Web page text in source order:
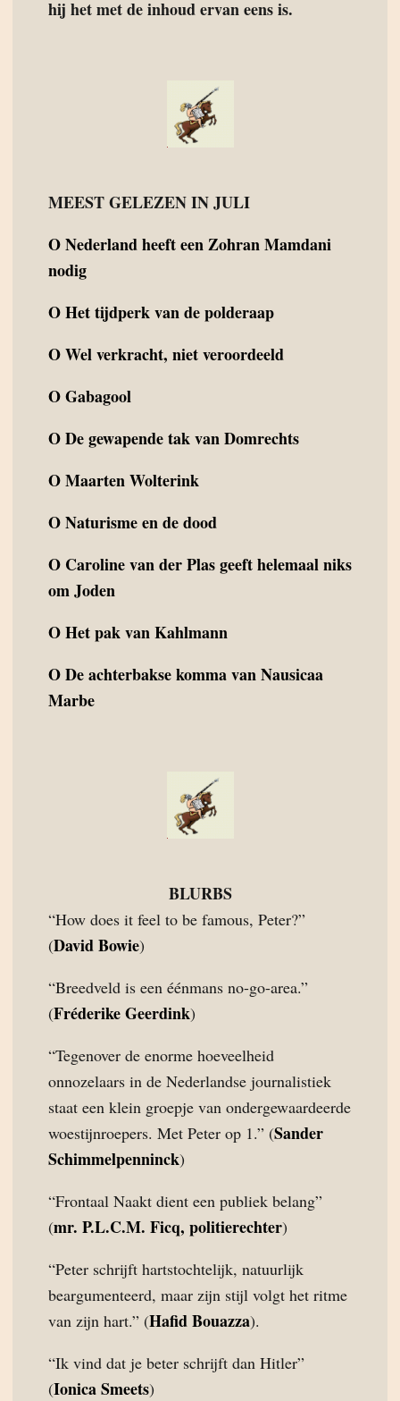
hij het met de inhoud ervan eens is.
MEEST GELEZEN IN JULI
ONederland heeft een Zohran Mamdani
nodig
OHet tijdperk van de polderaap
OWel verkracht, niet veroordeeld
OGabagool
ODe gewapende tak van Domrechts
OMaarten Wolterink
ONaturisme en de dood
O Caroline van der Plas geeft helemaal niks
om Joden
OHet pak van Kahlmann
ODe achterbakse komma van Nausicaa
Marbe
BLURBS
“How does it feel to be famous, Peter?”
(David Bowie)
“Breedveld is een éénmans no-go-area.”
(Fréderike Geerdink)
“Tegenover de enorme hoeveelheid
onnozelaars in de Nederlandse journalistiek
staat een klein groepje van ondergewaardeerde
woestijnroepers. Met Peter op 1.” (Sander
Schimmelpenninck)
“Frontaal Naakt dient een publiek belang”
(mr. P.L.C.M. Ficq, politierechter)
“Peter schrijft hartstochtelijk, natuurlijk
beargumenteerd, maar zijn stijl volgt het ritme
van zijn hart.” (Hafid Bouazza).
“Ik vind dat je beter schrijft dan Hitler”
(Ionica Smeets)